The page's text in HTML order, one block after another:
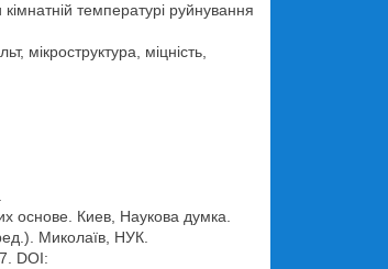
температурі руйнування
мікроструктура, міцність,
основе. Киев, Наукова думка.
Миколаїв, НУК.
DOI: